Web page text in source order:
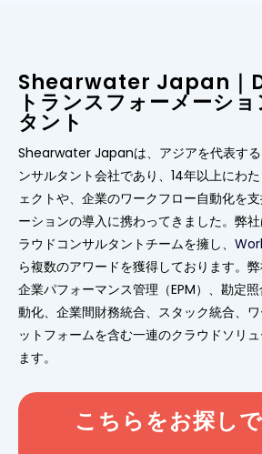
Shearwater Japan｜
トランスフォーメーシ
タント
Shearwater Japanは、アジアを代表する
ンサルタント会社であり、14年以上にわ
ェクトや、企業のワークフロー自動化を
ーションの導入に携わってきました。弊
ラウドコンサルタントチームを擁し、
ら複数のアワードを獲得しております。弊
企業パフォーマンス管理（EPM）、勘定
動化、企業間財務統合、スタック統合、
ットフォームを含む一連のクラウドソリ
ます。
こちらをお探し